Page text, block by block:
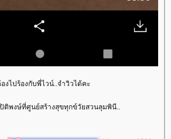
ไปร้องกับพี่ไวน์..จำวิวได้คะ
ติพงษ์ที่ศูนย์สร้างสุขทุกข์วัยสวนลุมพินี..